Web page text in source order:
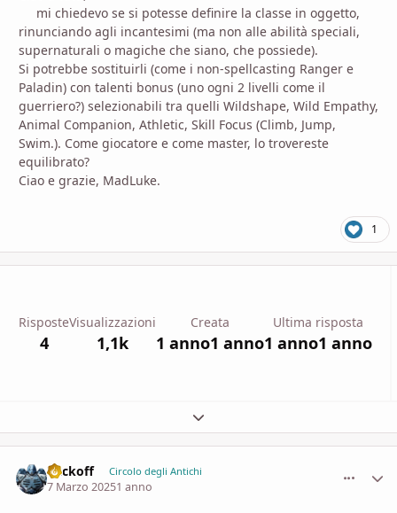
mi chiedevo se si potesse definire la classe in oggetto,
rinunciando agli incantesimi (ma non alle abilità speciali,
supernaturali o magiche che siano, che possiede).
Si potrebbe sostituirli (come i non-spellcasting Ranger e
Paladin) con talenti bonus (uno ogni 2 livelli come il
guerriero?) selezionabili tra quelli Wildshape, Wild Empathy,
Animal Companion, Athletic, Skill Focus (Climb, Jump,
Swim.). Come giocatore e come master, lo trovereste
equilibrato?
Ciao e grazie, MadLuke.
1
Risposte
4
Visualizzazioni
1,1k
Creata
1 anno1 anno
Ultima risposta
1 anno1 anno
Espandi panoramica del topic
Vackoff Circolo degli Antichi
7 Marzo 20251 anno